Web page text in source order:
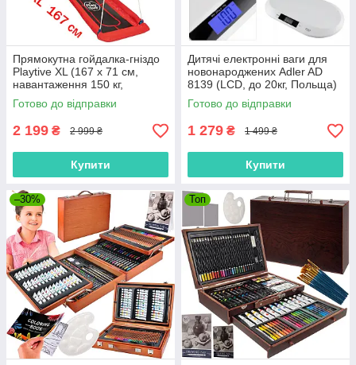
Прямокутна гойдалка-гніздо
Playtive XL (167 x 71 см,
навантаження 150 кг,
регульована висота,
Німеччина)
Готово до відправки
2 199 ₴ 2 999 ₴
Купити
Дитячі електронні ваги для
новонароджених Adler AD
8139 (LCD, до 20кг, Польща)
Готово до відправки
1 279 ₴ 1 499 ₴
Купити
–30% Топ